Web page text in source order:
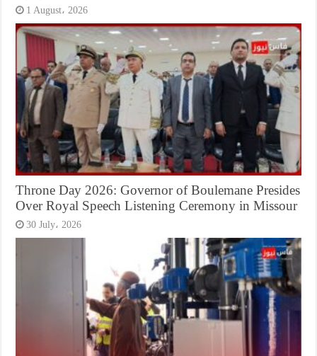
1 August، 2026
Throne Day 2026: Governor of Boulemane Presides
Over Royal Speech Listening Ceremony in Missour
30 July، 2026